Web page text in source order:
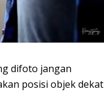
difoto jangan
posisi objek dekat